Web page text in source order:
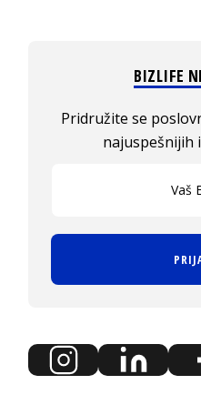
BIZLIFE
Pridružite se
najuspešnijih